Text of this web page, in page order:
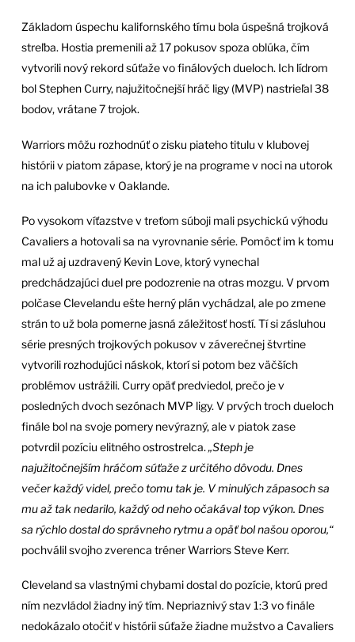
Základom úspechu kalifornského tímu bola úspešná trojková
streľba. Hostia premenili až 17 pokusov spoza oblúka, čím
vytvorili nový rekord súťaže vo finálových dueloch. Ich lídrom
bol Stephen Curry, najužitočnejší hráč ligy (MVP) nastrieľal 38
bodov, vrátane 7 trojok.
Warriors môžu rozhodnúť o zisku piateho titulu v klubovej
histórii v piatom zápase, ktorý je na programe v noci na utorok
na ich palubovke v Oaklande.
Po vysokom víťazstve v treťom súboji mali psychickú výhodu
Cavaliers a hotovali sa na vyrovnanie série. Pomôcť im k tomu
mal už aj uzdravený Kevin Love, ktorý vynechal
predchádzajúci duel pre podozrenie na otras mozgu. V prvom
polčase Clevelandu ešte herný plán vychádzal, ale po zmene
strán to už bola pomerne jasná záležitosť hostí. Tí si zásluhou
série presných trojkových pokusov v záverečnej štvrtine
vytvorili rozhodujúci náskok, ktorí si potom bez väčších
problémov ustrážili. Curry opäť predviedol, prečo je v
posledných dvoch sezónach MVP ligy. V prvých troch dueloch
finále bol na svoje pomery nevýrazný, ale v piatok zase
potvrdil pozíciu elitného ostrostrelca. „Steph je
najužitočnejším hráčom súťaže z určitého dôvodu. Dnes
večer každý videl, prečo tomu tak je. V minulých zápasoch sa
mu až tak nedarilo, každý od neho očakával top výkon. Dnes
sa rýchlo dostal do správneho rytmu a opäť bol našou oporou,“
pochválil svojho zverenca tréner Warriors Steve Kerr.
Cleveland sa vlastnými chybami dostal do pozície, ktorú pred
ním nezvládol žiadny iný tím. Nepriaznivý stav 1:3 vo finále
nedokázalo otočiť v histórii súťaže žiadne mužstvo a Cavaliers